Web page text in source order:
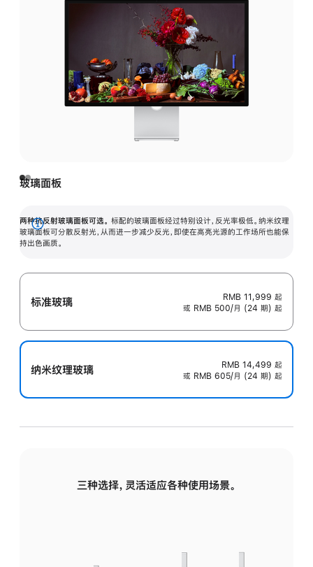
玻璃面板
两种抗反射玻璃面板可选。 标配的玻璃面板经过特别设计，反光率极低。纳米纹理
玻璃面板可分散反射光，从而进一步减少反光，即使在高亮光源的工作场所也能保
持出色画质。
展
开
标准玻璃 RMB 11,999 起
或 RMB 500/月 (24 期) 起
纳米纹理玻璃 RMB 14,499 起
或 RMB 605/月 (24 期) 起
三种选择，灵活适应各种使用场景。